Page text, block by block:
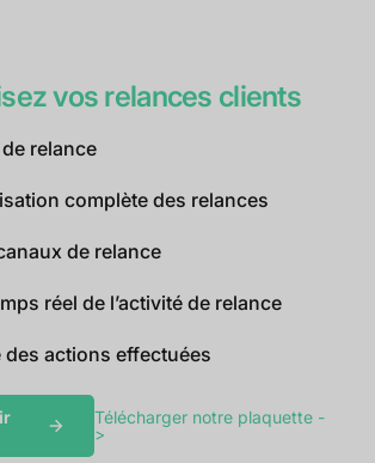
vos relances clients
relance
complète des relances
de relance
réel de l’activité de relance
des actions effectuées
Télécharger notre plaquette -
>